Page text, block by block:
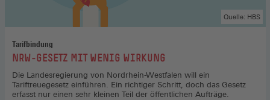
Tarifbindung
:NRW-GESETZ MIT WENIG WIRKUNG
Quelle: HBS
Die Landesregierung von Nordrhein-Westfalen will ein
Tariftreuegesetz einführen. Ein richtiger Schritt, doch das Gesetz
erfasst nur einen sehr kleinen Teil der öffentlichen Aufträge.